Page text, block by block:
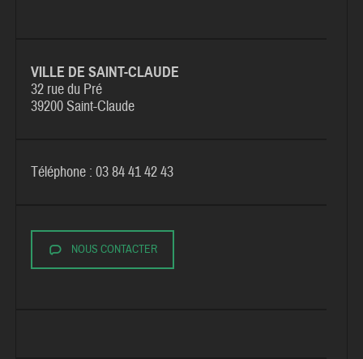
VILLE DE SAINT-CLAUDE
32 rue du Pré
39200 Saint-Claude
Téléphone : 03 84 41 42 43
NOUS CONTACTER